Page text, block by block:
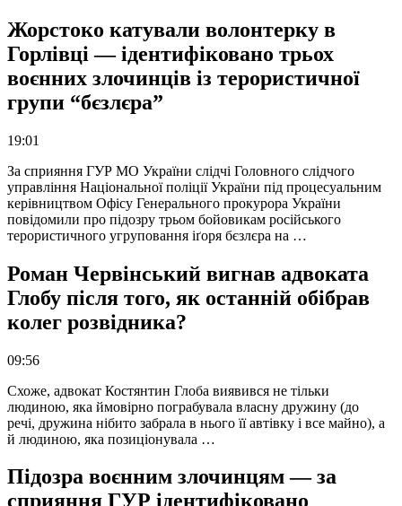
Жорстоко катували волонтерку в
Горлівці — ідентифіковано трьох
воєнних злочинців із терористичної
групи “бєзлєра”
19:01
За сприяння ГУР МО України слідчі Головного слідчого
управління Національної поліції України під процесуальним
керівництвом Офісу Генерального прокурора України
повідомили про підозру трьом бойовикам російського
терористичного угруповання іґоря бєзлєра на …
Роман Червінський вигнав адвоката
Глобу після того, як останній обібрав
колег розвідника?
09:56
Схоже, адвокат Костянтин Глоба виявився не тільки
людиною, яка ймовірно пограбувала власну дружину (до
речі, дружина нібито забрала в нього її автівку і все майно), а
й людиною, яка позиціонувала …
Підозра воєнним злочинцям — за
сприяння ГУР ідентифіковано